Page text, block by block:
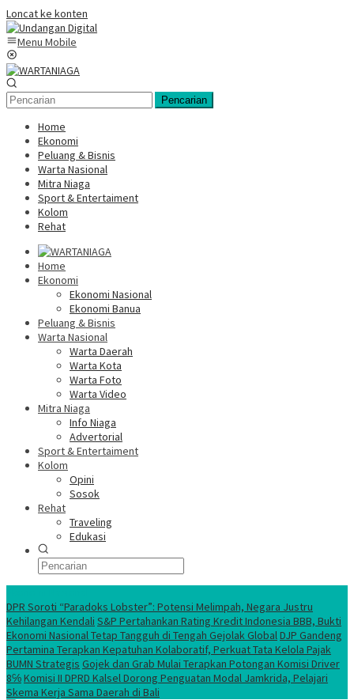
Loncat ke konten
Menu Mobile
Pencarian
Home
Ekonomi
Peluang & Bisnis
Warta Nasional
Mitra Niaga
Sport & Entertaiment
Kolom
Rehat
Home
Ekonomi
Ekonomi Nasional
Ekonomi Banua
Peluang & Bisnis
Warta Nasional
Warta Daerah
Warta Kota
Warta Foto
Warta Video
Mitra Niaga
Info Niaga
Advertorial
Sport & Entertaiment
Kolom
Opini
Sosok
Rehat
Traveling
Edukasi
DPR Soroti “Paradoks Lobster”: Potensi Melimpah, Negara Justru
Kehilangan Kendali S&P Pertahankan Rating Kredit Indonesia BBB, Bukti
Ekonomi Nasional Tetap Tangguh di Tengah Gejolak GlobalDJP Gandeng
Pertamina Terapkan Kepatuhan Kolaboratif, Perkuat Tata Kelola Pajak
BUMN Strategis Gojek dan Grab Mulai Terapkan Potongan Komisi Driver
8℅Komisi II DPRD Kalsel Dorong Penguatan Modal Jamkrida, Pelajari
Skema Kerja Sama Daerah di Bali